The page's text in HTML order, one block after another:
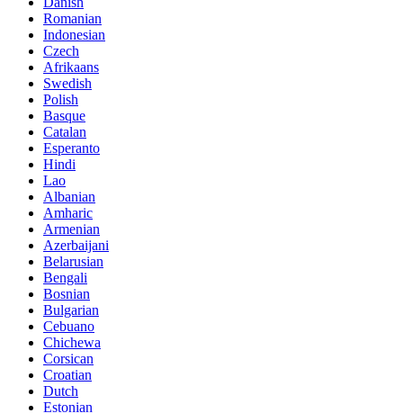
Romanian
Indonesian
Czech
Afrikaans
Swedish
Polish
Basque
Catalan
Esperanto
Hindi
Lao
Albanian
Amharic
Armenian
Azerbaijani
Belarusian
Bengali
Bosnian
Bulgarian
Cebuano
Chichewa
Corsican
Croatian
Dutch
Estonian